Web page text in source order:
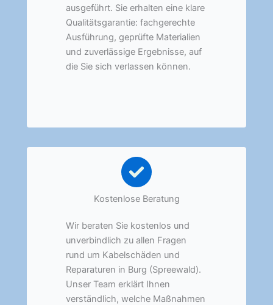
ausgeführt. Sie erhalten eine klare
Qualitätsgarantie: fachgerechte
Ausführung, geprüfte Materialien
und zuverlässige Ergebnisse, auf
die Sie sich verlassen können.
Kostenlose Beratung
Wir beraten Sie kostenlos und
unverbindlich zu allen Fragen
rund um Kabelschäden und
Reparaturen in Burg (Spreewald).
Unser Team erklärt Ihnen
verständlich, welche Maßnahmen